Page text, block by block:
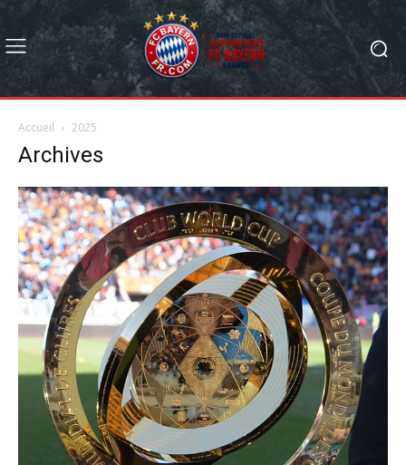
Accueil 2025
Archives